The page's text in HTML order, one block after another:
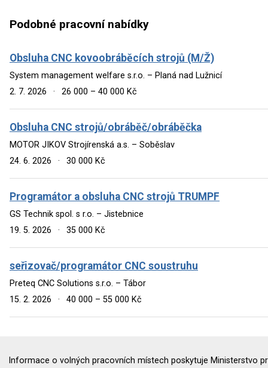
Podobné pracovní nabídky
Obsluha CNC kovoobráběcích strojů (M/Ž)
System management welfare s.r.o. – Planá nad Lužnicí
2. 7. 2026
· 26 000 – 40 000 Kč
Obsluha CNC strojů/obráběč/obráběčka
MOTOR JIKOV Strojírenská a.s. – Soběslav
24. 6. 2026
· 30 000 Kč
Programátor a obsluha CNC strojů TRUMPF
GS Technik spol. s r.o. – Jistebnice
19. 5. 2026
· 35 000 Kč
seřizovač/programátor CNC soustruhu
Preteq CNC Solutions s.r.o. – Tábor
15. 2. 2026
· 40 000 – 55 000 Kč
Informace o volných pracovních místech poskytuje Ministerstvo